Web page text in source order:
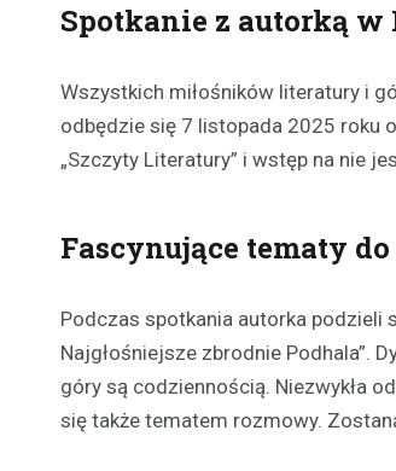
Spotkanie z autorką w
Wszystkich miłośników literatury i
odbędzie się 7 listopada 2025 roku
„Szczyty Literatury” i wstęp na nie
Fascynujące tematy
Podczas spotkania autorka podzieli
Najgłośniejsze zbrodnie Podhala”.
góry są codziennością. Niezwykła
się także tematem rozmowy.